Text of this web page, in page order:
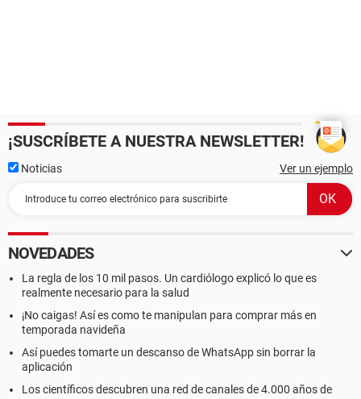
¡SUSCRÍBETE A NUESTRA NEWSLETTER!
Noticias Ver un ejemplo
NOVEDADES
La regla de los 10 mil pasos. Un cardiólogo explicó lo que es
realmente necesario para la salud
¡No caigas! Así es como te manipulan para comprar más en
temporada navideña
Así puedes tomarte un descanso de WhatsApp sin borrar la
aplicación
Los científicos descubren una red de canales de 4.000 años de